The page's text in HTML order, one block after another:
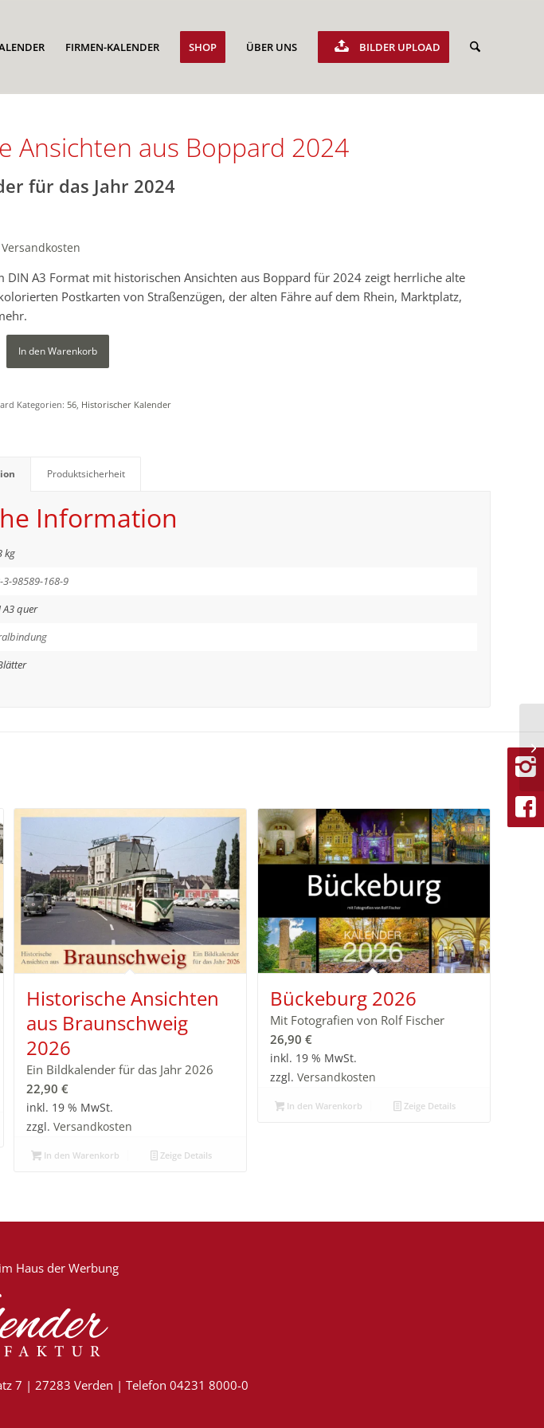
FIRMEN-KALENDER SHOP ÜBER UNS BILDER UPLOAD
Ansichten aus Boppard 2024
für das Jahr 2024
Versandkosten
DIN A3 Format mit historischen Ansichten aus Boppard für 2024 zeigt herrliche alte
Postkarten von Straßenzügen, der alten Fähre auf dem Rhein, Marktplatz,
In den Warenkorb
Kategorien:56, Historischer Kalender
Produktsicherheit
Information
kg
3-98589-168-9
A3 quer
Historische Ansichten
aus Braunschweig
2026
Ein Bildkalender für das Jahr 2026
22,90€
inkl. 19 % MwSt.
zzgl.Versandkosten
In den Warenkorb Zeige Details
Bückeburg 2026
Mit Fotografien von Rolf Fischer
26,90 €
inkl. 19 % MwSt.
zzgl. Versandkosten
In den Warenkorb Zeige Details
Haus der Werbung
7 | 27283 Verden | Telefon 04231 8000-0